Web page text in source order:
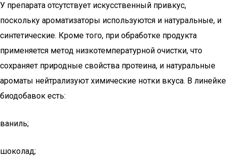
У препарата отсутствует искусственный привкус,
поскольку ароматизаторы используются и натуральные, и
синтетические. Кроме того, при обработке продукта
применяется метод низкотемпературной очистки, что
сохраняет природные свойства протеина, и натуральные
ароматы нейтрализуют химические нотки вкуса. В линейке
биодобавок есть:
ваниль;
шоколад;